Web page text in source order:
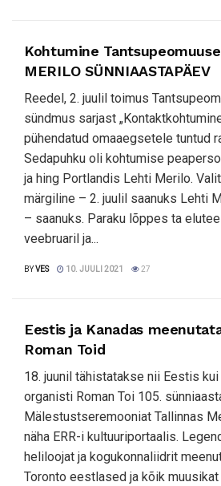
Kohtumine
MERILO SÜNNIAASTAPÄEV
Reedel, 2. juulil toimus
sündmus sarjast
pühendatud omaaegsetele tuntud
Sedapuhku oli kohtumise
ja hing Portlandis Lehti Merilo.
märgiline – 2. juulil saanuks Lehti
– saanuks. Paraku lõppes ta
veebruaril ja...
BYVES 10. JUULI 2021 27
Eestis ja Kanadas
Roman Toid
18. juunil tähistatakse nii Eestis
organisti Roman Toi 105.
Mälestustseremooniat Tallinnas
näha ERR-i kultuuriportaalis.
heliloojat ja kogukonnaliidrit
Toronto eestlased ja kõik